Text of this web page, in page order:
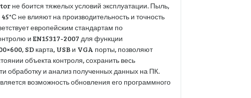
не боится тяжелых условий эксплуатации. Пыль,
не влияют на производительность и точность
европейским стандартам по
и EN15317-2007 для функции
SD карта, USB и VGA порты, позволяют
объекта контроля, сохранить весь
обработку и анализ полученных данных на ПК.
возможность обновления его программного